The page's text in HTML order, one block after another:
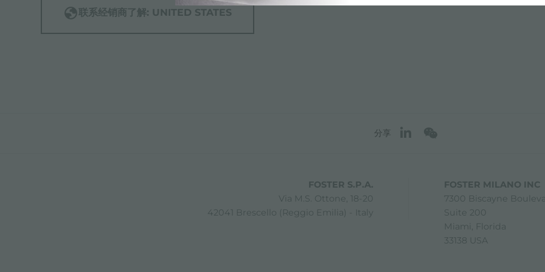
联系经销商了解: UNITED STATES
分享
FOSTER S.P.A.
Via M.S. Ottone, 18-20
42041 Brescello (Reggio Emilia) - Italy
FOSTER MILANO INC
7300 Biscayne
Suite 200
Miami, Florida
33138 USA